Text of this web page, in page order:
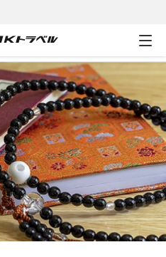
西国三十三所巡礼〔26・27番〕一